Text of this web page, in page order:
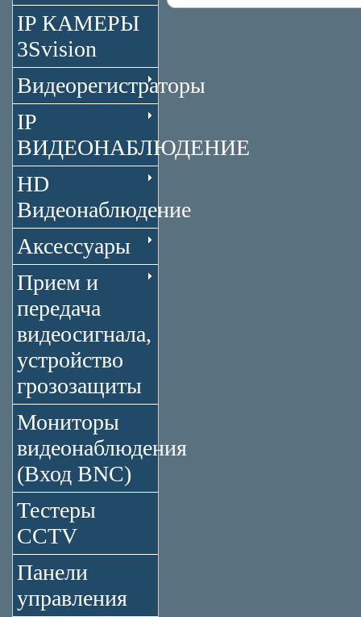
IP КАМЕРЫ
3Svision
Видеорегистраторы
IP
ВИДЕОНАБЛЮДЕНИЕ
HD
Видеонаблюдение
Аксессуары
Прием и
передача
видеосигнала,
устройство
грозозащиты
Мониторы
видеонаблюдения
(Вход BNC)
Тестеры
CCTV
Панели
управления